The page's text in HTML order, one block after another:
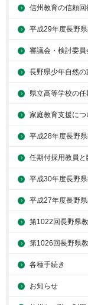
信州教育の信頼回
平成29年度長野
審議会・検討委員
長野県少年自然
県立高等学校の
家庭教育支援につ
平成28年度長野
任期付採用教員
平成30年度長野
平成27年度長野
第1022回長野県
第1026回長野県
各種手続き
お知らせ